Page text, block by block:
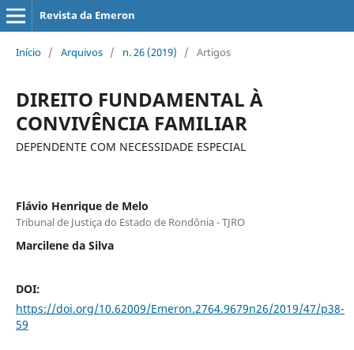
Revista da Emeron
Início / Arquivos / n. 26 (2019) / Artigos
DIREITO FUNDAMENTAL À
CONVIVÊNCIA FAMILIAR
DEPENDENTE COM NECESSIDADE ESPECIAL
Flávio Henrique de Melo
Tribunal de Justiça do Estado de Rondônia - TJRO
Marcilene da Silva
DOI:
https://doi.org/10.62009/Emeron.2764.9679n26/2019/47/p38-
59